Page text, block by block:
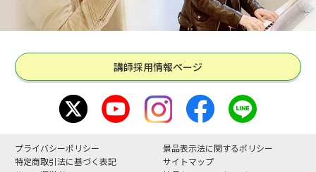
講師採用情報ページ
プライバシーポリシー
景品表示法に関するポリシー
特定商取引法に基づく表記
サイトマップ